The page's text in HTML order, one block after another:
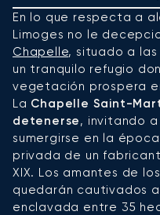
En lo que respecta a
Limoges no le
Chapelle, situado a las
un tranquilo refugio
vegetación prospera
La Chapelle Saint-
detenerse, invitando
sumergirse en la
privada de un
XIX. Los amantes de
quedarán cautivados
enclavada entre 35